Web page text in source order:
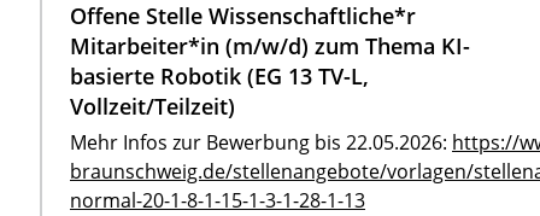
Offene Stelle Wissenschaftliche*r
Mitarbeiter*in (m/w/d) zum Thema KI-
basierte Robotik (EG 13 TV-L,
Vollzeit/Teilzeit)
Mehr Infos zur Bewerbung bis 22.05.2026: https://
braunschweig.de/stellenangebote/vorlagen/
normal-20-1-8-1-15-1-3-1-28-1-13